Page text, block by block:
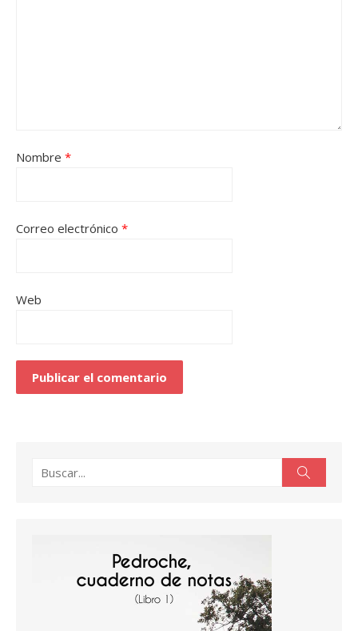
Nombre *
Correo electrónico *
Web
Buscar: